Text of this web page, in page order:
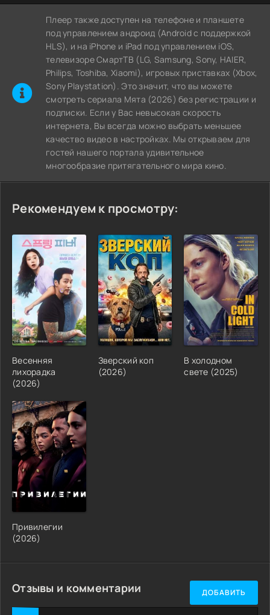
Плеер также доступен на телефоне и планшете
под управлением андроид (Android с поддержкой
HLS), и на iPhone и iPad под управлением iOS,
телевизоре СмартТВ (LG, Samsung, Sony, HAIER,
Philips, Toshiba, Xiaomi), игровых приставках (Xbox,
Sony Playstation). Это значит, что вы можете
cмотреть сериала Мята (2026) без регистрации и
подписки. Если у Вас невысокая скорость
интернета, Вы всегда можно выбрать меньшее
качество видео в настройках. Мы открываем для
гостей нашего портала удивительное
многообразие притягательного мира кино.
Рекомендуем к просмотру:
Весенняя
лихорадка
(2026)
Зверский коп
(2026)
В холодном
свете (2025)
Привилегии
(2026)
Отзывы и комментарии ДОБАВИТЬ